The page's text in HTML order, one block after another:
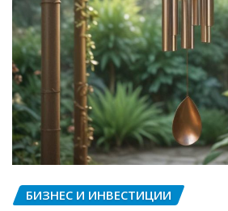
БИЗНЕС И ИНВЕСТИЦИИ